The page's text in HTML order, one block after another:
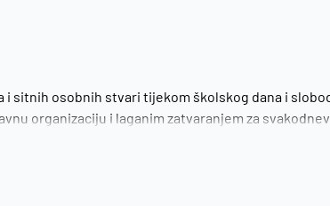
sitnih osobnih stvari tijekom školskog dana i
organizaciju i laganim zatvaranjem za